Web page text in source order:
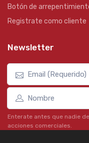
Botón de
Registrate como cliente
Newsletter
Enterate antes que nadie
acciones comerciales.